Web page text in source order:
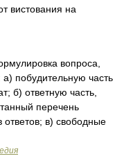
вистования на
вопроса,
побудительную часть
б) ответную часть,
перечень
в) свободные